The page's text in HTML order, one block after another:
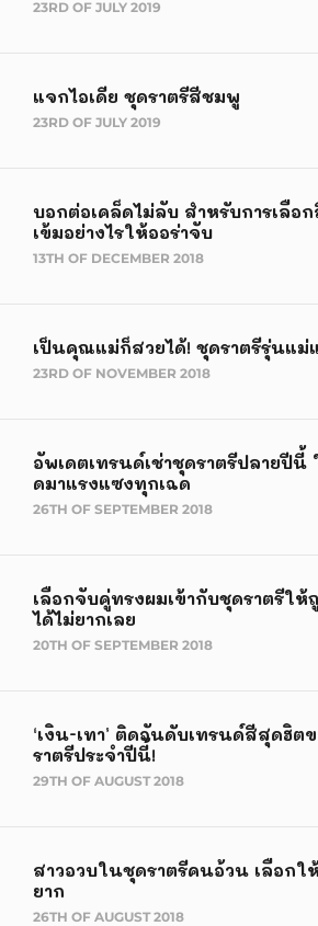
23RD OF JULY 2019
แจกไอเดีย ชุดราตรีสีชมพู
23RD OF JULY 2019
บอกต่อเคล็ดไม่ลับ สำหรับการเลือ
เข้มอย่างไรให้ออร่าจับ
13TH OF DECEMBER 2018
เป็นคุณแม่ก็สวยได้! ชุดราตรีรุ่นแม่
23RD OF NOVEMBER 2018
อัพเดตเทรนด์เช่าชุดราตรีปลายปี
ดมาแรงแซงทุกเฉด
26TH OF SEPTEMBER 2018
เลือกจับคู่ทรงผมเข้ากับชุดราตรีให้
ได้ไม่ยากเลย
20TH OF SEPTEMBER 2018
‘เงิน-เทา’ ติดอันดับเทรนด์สีสุดฮิต
ราตรีประจำปีนี้!
29TH OF AUGUST 2018
สาวอวบในชุดราตรีคนอ้วน เลือกใ
ยาก
26TH OF AUGUST 2018